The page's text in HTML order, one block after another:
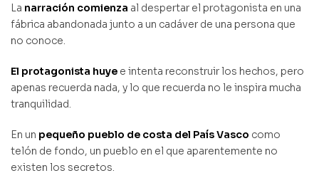
La narración comienza al despertar el protagonista en una
fábrica abandonada junto a un cadáver de una persona que
no conoce.
El protagonista huye e intenta reconstruir los hechos, pero
apenas recuerda nada, y lo que recuerda no le inspira mucha
tranquilidad.
En un pequeño pueblo de costa del País Vasco como
telón de fondo, un pueblo en el que aparentemente no
existen los secretos.